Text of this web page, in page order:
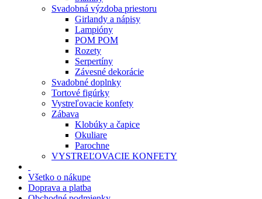
Svadobná výzdoba priestoru
Girlandy a nápisy
Lampióny
POM POM
Rozety
Serpertíny
Závesné dekorácie
Svadobné doplnky
Tortové figúrky
Vystreľovacie konfety
Zábava
Klobúky a čapice
Okuliare
Parochne
VYSTREĽOVACIE KONFETY
Všetko o nákupe
Doprava a platba